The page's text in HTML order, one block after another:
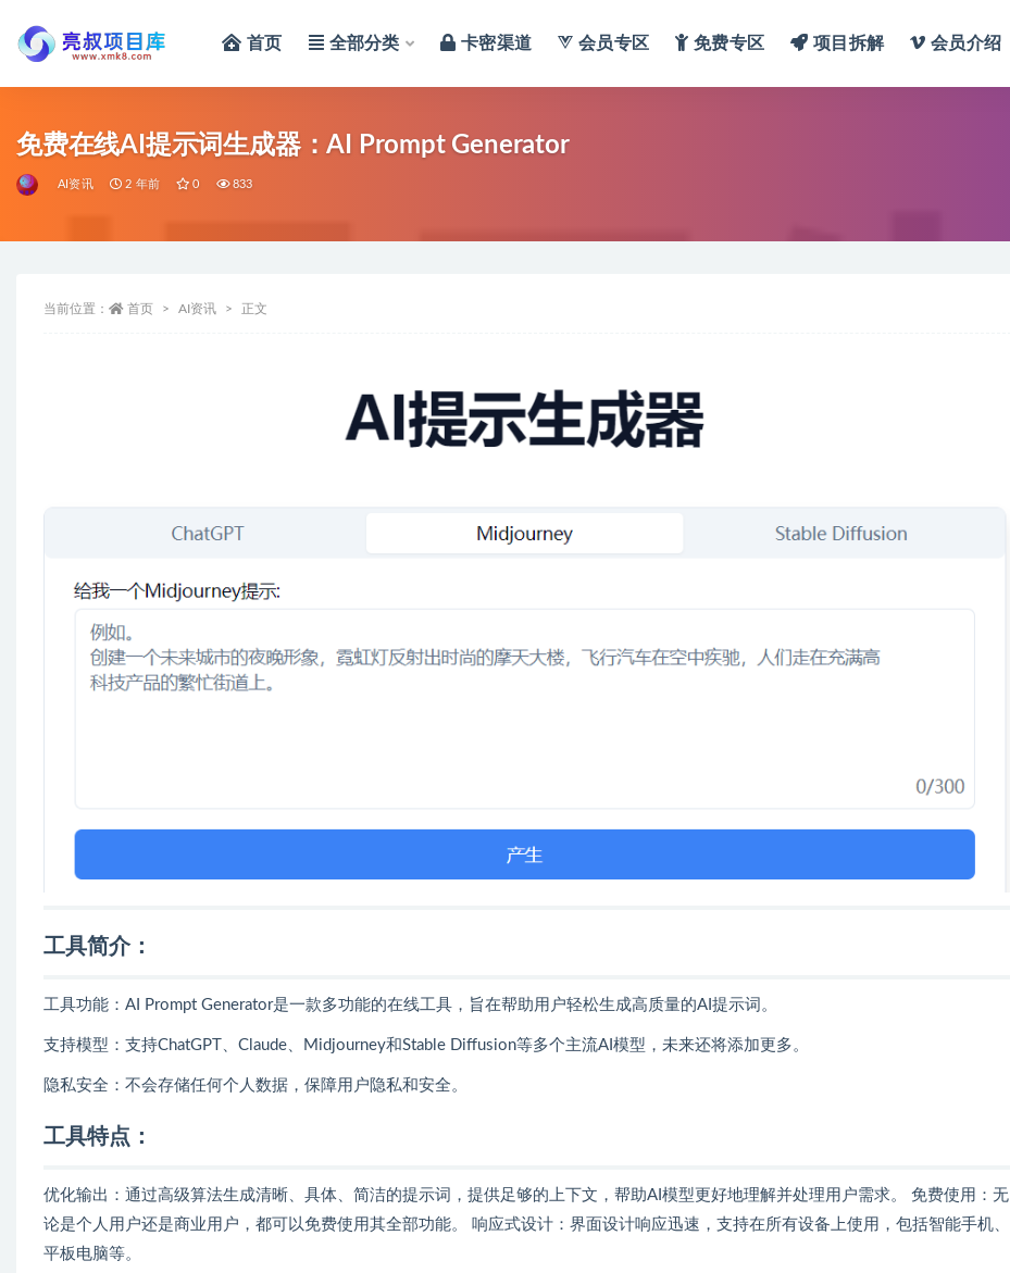
首页 全部分类 卡密渠道 会员专区 免费专区 项目拆解 会员介绍
免费在线AI提示词生成器：AI Prompt Generator
AI资讯 2 年前 0 833
当前位置： 首页 AI资讯 正文
工具简介：
工具功能：AI Prompt Generator是一款多功能的在线工具，旨在帮助用户轻松生成高质量的AI提示词。
支持模型：支持ChatGPT、Claude、Midjourney和Stable Diffusion等多个主流AI模型，未来还将添加更多。
隐私安全：不会存储任何个人数据，保障用户隐私和安全。
工具特点 ：
优化输出：通过高级算法生成清晰、具体、简洁的提示词，提供足够的上下文，帮助AI模型更好地理解并处理用户需求。 免费使用：无
论是个人用户还是商业用户，都可以免费使用其全部功能。 响应式设计：界面设计响应迅速，支持在所有设备上使用，包括智能手机、
平板电脑等。